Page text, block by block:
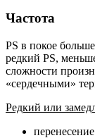
Частота
PS в покое
редкий PS,
сложности
«сердечными»
Редкий или